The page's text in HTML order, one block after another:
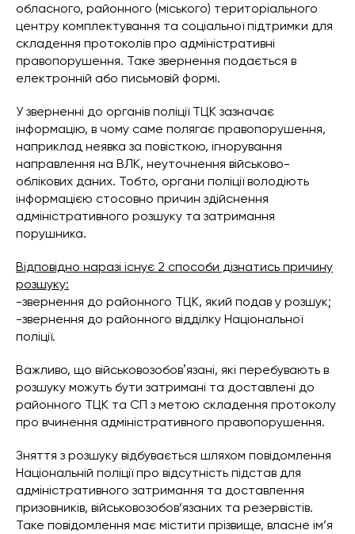
обласного, районного (міського) територіального
центру комплектування та соціальної підтримки для
складення протоколів про адміністративні
правопорушення. Таке звернення подається в
електронній або письмовій формі.
У зверненні до органів поліції ТЦК зазначає
інформацію, в чому саме полягає правопорушення,
наприклад неявка за повісткою, ігнорування
направлення на ВЛК, неуточнення військово-
облікових даних. Тобто, органи поліції володіють
інформацією стосовно причин здійснення
адміністративного розшуку та затримання
порушника.
Відповідно наразі існує 2 способи дізнатись причину
розшуку:
-звернення до районного ТЦК, який подав у розшук;
-звернення до районного відділку Національної
поліції.
Важливо, що військовозобовʼязані, які перебувають в
розшуку можуть бути затримані та доставлені до
районного ТЦК та СП з метою складення протоколу
про вчинення адміністративного правопорушення.
Зняття з розшуку відбувається шляхом повідомлення
Національній поліції про відсутність підстав для
адміністративного затримання та доставлення
призовників, військовозобов’язаних та резервістів.
Таке повідомлення має містити прізвище, власне ім’я